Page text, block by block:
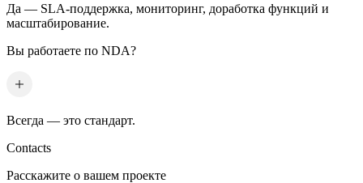
Да — SLA-поддержка, мониторинг, доработка функций и
масштабирование.
Вы работаете по NDA?
Всегда — это стандарт.
Contacts
Расскажите о вашем проекте